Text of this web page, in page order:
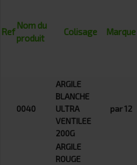
Ref
Nom du
produit
Colisage Marque
0040
ARGILE
BLANCHE
ULTRA
VENTILEE
200G
par 12
ARGILE
ROUGE